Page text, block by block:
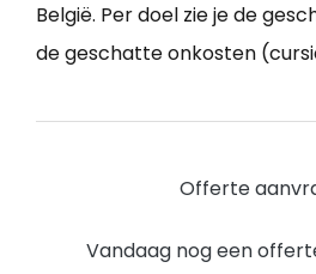
België. Per doel zie je de
de geschatte onkosten
Offerte
Vandaag nog een